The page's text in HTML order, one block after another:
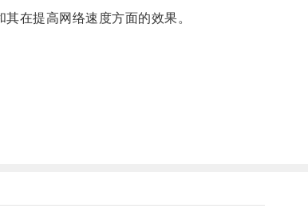
在提高网络速度方面的效果。